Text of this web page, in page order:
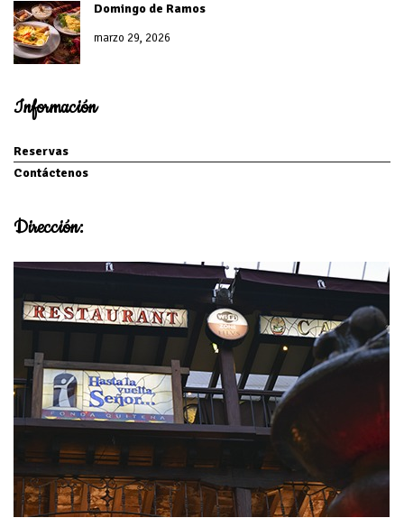
Domingo de Ramos
marzo 29, 2026
Información
Reservas
Contáctenos
Dirección: